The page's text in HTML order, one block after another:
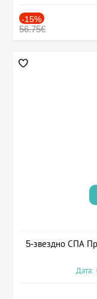
-15%
56.75€
5-звездно СПА